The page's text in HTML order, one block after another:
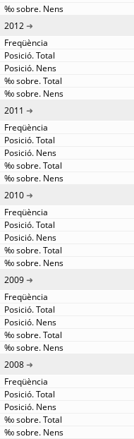
2012
2011
2010
2009
2008